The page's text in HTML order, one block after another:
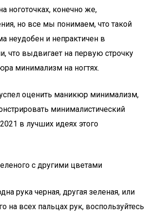
ноготочках, конечно же,
но все мы понимаем, что такой
неудобен и непрактичен в
что выдвигает на первую строчку
минимализм на ногтях.
оценить маникюр минимализм,
минималистический
в лучших идеях этого
с другими цветами
рука черная, другая зеленая, или
на всех пальцах рук, воспользуйтесь